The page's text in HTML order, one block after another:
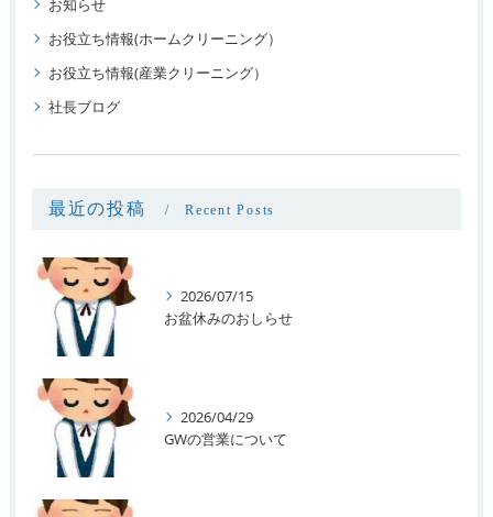
お知らせ
お役立ち情報(ホームクリーニング）
お役立ち情報(産業クリーニング）
社長ブログ
最近の投稿 Recent Posts
2026/07/15
お盆休みのおしらせ
2026/04/29
GWの営業について